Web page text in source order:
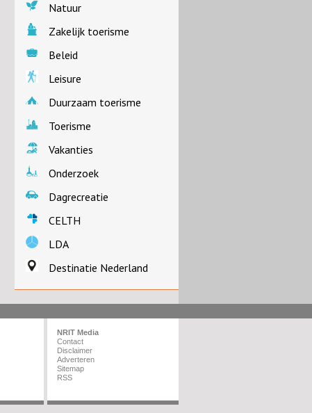
Natuur
Zakelijk toerisme
Beleid
Leisure
Duurzaam toerisme
Toerisme
Vakanties
Onderzoek
Dagrecreatie
CELTH
LDA
Destinatie Nederland
NRIT Media
Contact
Disclaimer
Adverteren
Sitemap
RSS